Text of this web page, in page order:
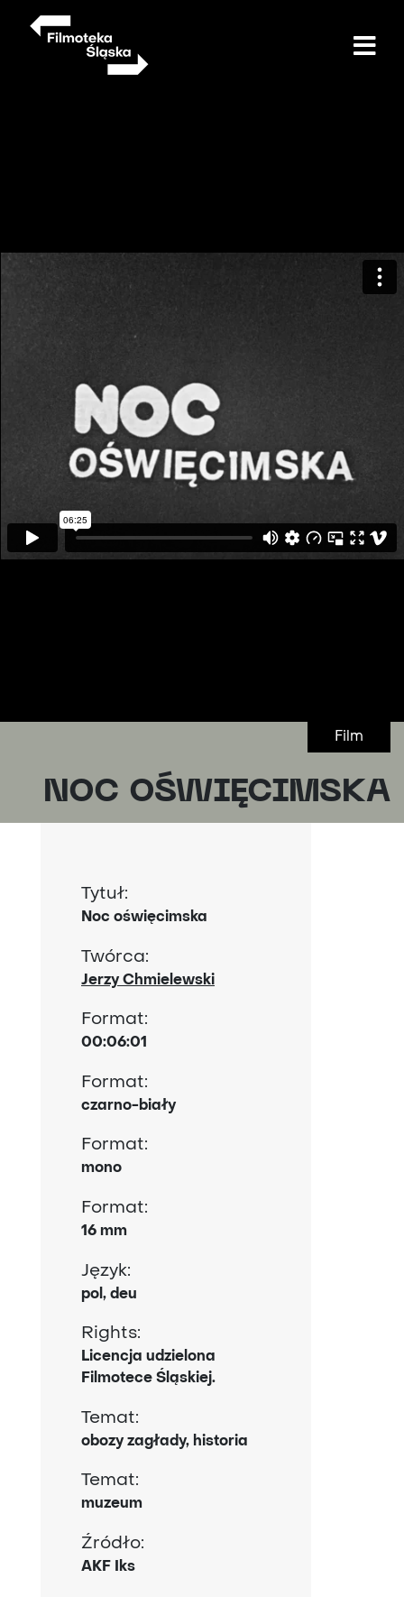
Film
NOC OŚWIĘCIMSKA
Tytuł:
Noc oświęcimska
Twórca:
Jerzy Chmielewski
Format:
00:06:01
Format:
czarno-biały
Format:
mono
Format:
16 mm
Język:
pol, deu
Rights:
Licencja udzielona
Filmotece Śląskiej.
Temat:
obozy zagłady, historia
Temat:
muzeum
Źródło:
AKF Iks